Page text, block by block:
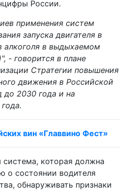
России.
применения систем
запуска двигателя в
алкоголя в выдыхаемом
- говорится в плане
Стратегии повышения
движения в Российской
до 2030 года и на
вин «Главвино Фест»
система, которая должна
о состоянии водителя
обнаруживать признаки